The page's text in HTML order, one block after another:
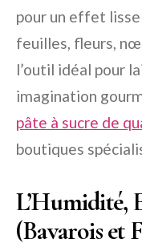
pour un effet
feuilles, fleurs,
l’outil idéal pour
imagination
pâte à sucre de
boutiques
L’Humidité,
(Bavarois et